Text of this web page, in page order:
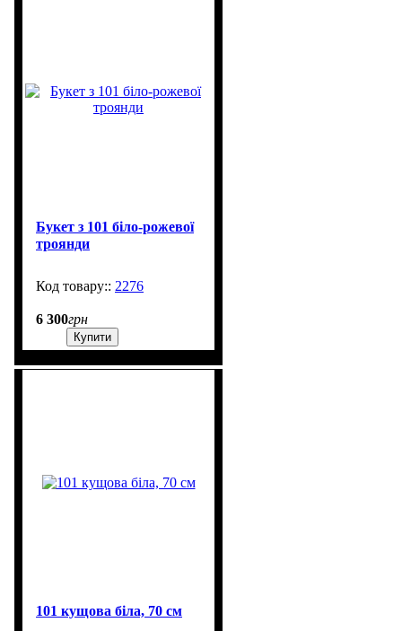
Букет з 101 біло-рожевої
троянди
2276
6 300грн
Купити
101 кущова біла, 70 см